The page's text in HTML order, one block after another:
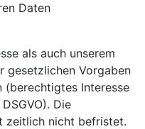
Daten
als auch unserem
gesetzlichen Vorgaben
(berechtigtes Interesse
Die
zeitlich nicht befristet.